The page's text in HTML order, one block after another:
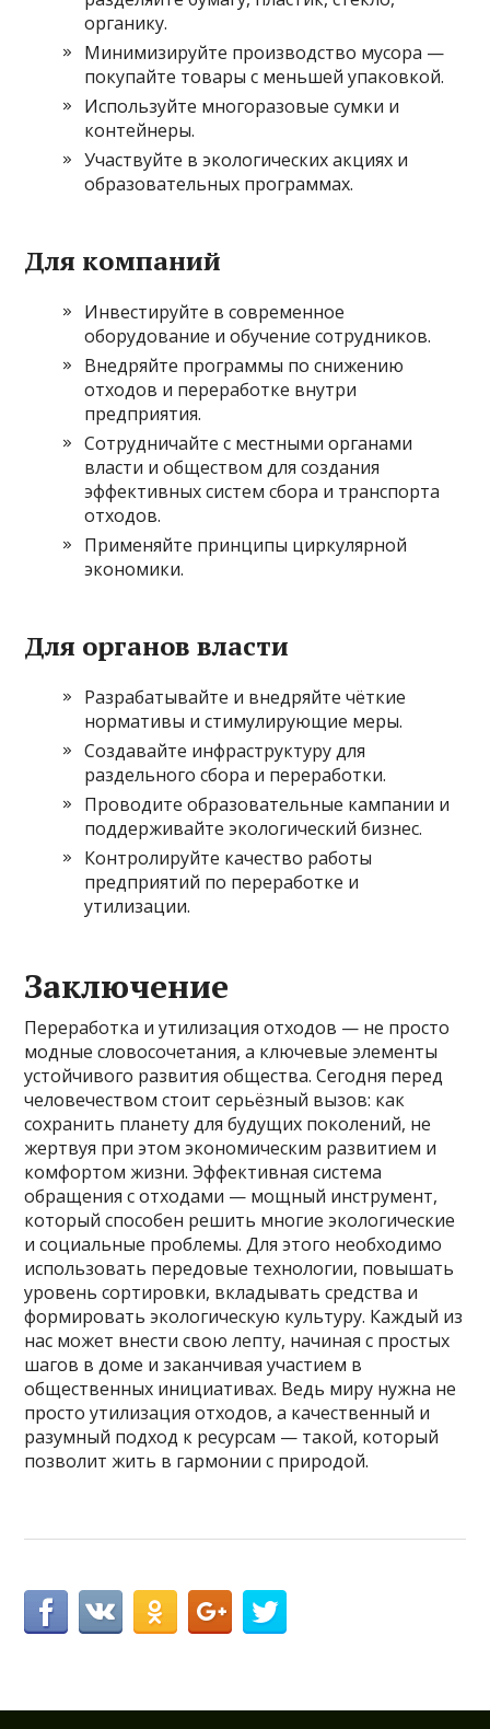
органику.
Минимизируйте производство мусора —
покупайте товары с меньшей упаковкой.
Используйте многоразовые сумки и
контейнеры.
Участвуйте в экологических акциях и
образовательных программах.
Для компаний
Инвестируйте в современное
оборудование и обучение сотрудников.
Внедряйте программы по снижению
отходов и переработке внутри
предприятия.
Сотрудничайте с местными органами
власти и обществом для создания
эффективных систем сбора и транспорта
отходов.
Применяйте принципы циркулярной
экономики.
Для органов власти
Разрабатывайте и внедряйте чёткие
нормативы и стимулирующие меры.
Создавайте инфраструктуру для
раздельного сбора и переработки.
Проводите образовательные кампании и
поддерживайте экологический бизнес.
Контролируйте качество работы
предприятий по переработке и
утилизации.
Заключение
Переработка и утилизация отходов — не просто
модные словосочетания, а ключевые элементы
устойчивого развития общества. Сегодня перед
человечеством стоит серьёзный вызов: как
сохранить планету для будущих поколений, не
жертвуя при этом экономическим развитием и
комфортом жизни. Эффективная система
обращения с отходами — мощный инструмент,
который способен решить многие экологические
и социальные проблемы. Для этого необходимо
использовать передовые технологии, повышать
уровень сортировки, вкладывать средства и
формировать экологическую культуру. Каждый из
нас может внести свою лепту, начиная с простых
шагов в доме и заканчивая участием в
общественных инициативах. Ведь миру нужна не
просто утилизация отходов, а качественный и
разумный подход к ресурсам — такой, который
позволит жить в гармонии с природой.